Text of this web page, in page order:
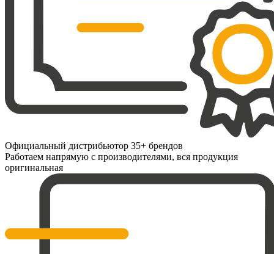
Официальный дистрибьютор 35+ брендов
Работаем напрямую с производителями, вся продукция
оригинальная